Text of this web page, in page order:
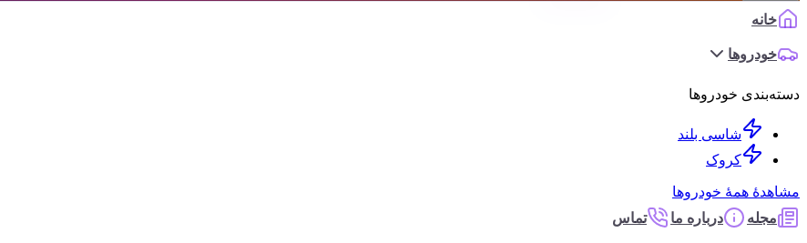
خانه
خودروها
دسته‌بندی خودروها
شاسی بلند
کروک
مشاهدهٔ همهٔ خودروها
مجله
درباره ما تماس